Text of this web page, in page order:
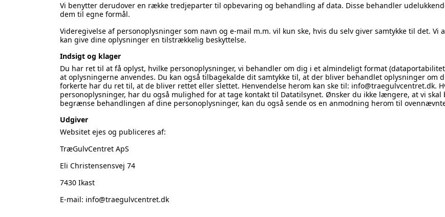
Vi benytter derudover en række tredjeparter til opbevaring og behandling af data. Disse behandler
dem til egne formål.
Videregivelse af personoplysninger som navn og e-mail m.m. vil kun ske, hvis du selv giver samtykke til det.
kan give dine oplysninger en tilstrækkelig beskyttelse.
Indsigt og klager
Du har ret til at få oplyst, hvilke personoplysninger, vi behandler om dig i et almindeligt format
at oplysningerne anvendes. Du kan også tilbagekalde dit samtykke til, at der bliver behandlet oplysninger om
forkerte har du ret til, at de bliver rettet eller slettet. Henvendelse herom kan ske til: info@traegulvcentret.dk.
personoplysninger, har du også mulighed for at tage kontakt til Datatilsynet. Ønsker du ikke længere, at vi
begrænse behandlingen af dine personoplysninger, kan du også sende os en anmodning herom til
Udgiver
Websitet ejes og publiceres af:
TræGulvCentret ApS
Eli Christensensvej 74
7430 Ikast
E-mail: info@traegulvcentret.dk